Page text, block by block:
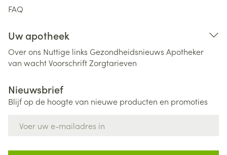
FAQ
Uw apotheek
Over ons Nuttige links Gezondheidsnieuws Apotheker
van wachtVoorschriftZorgtarieven
Nieuwsbrief
Blijf op de hoogte van nieuwe producten en promoties